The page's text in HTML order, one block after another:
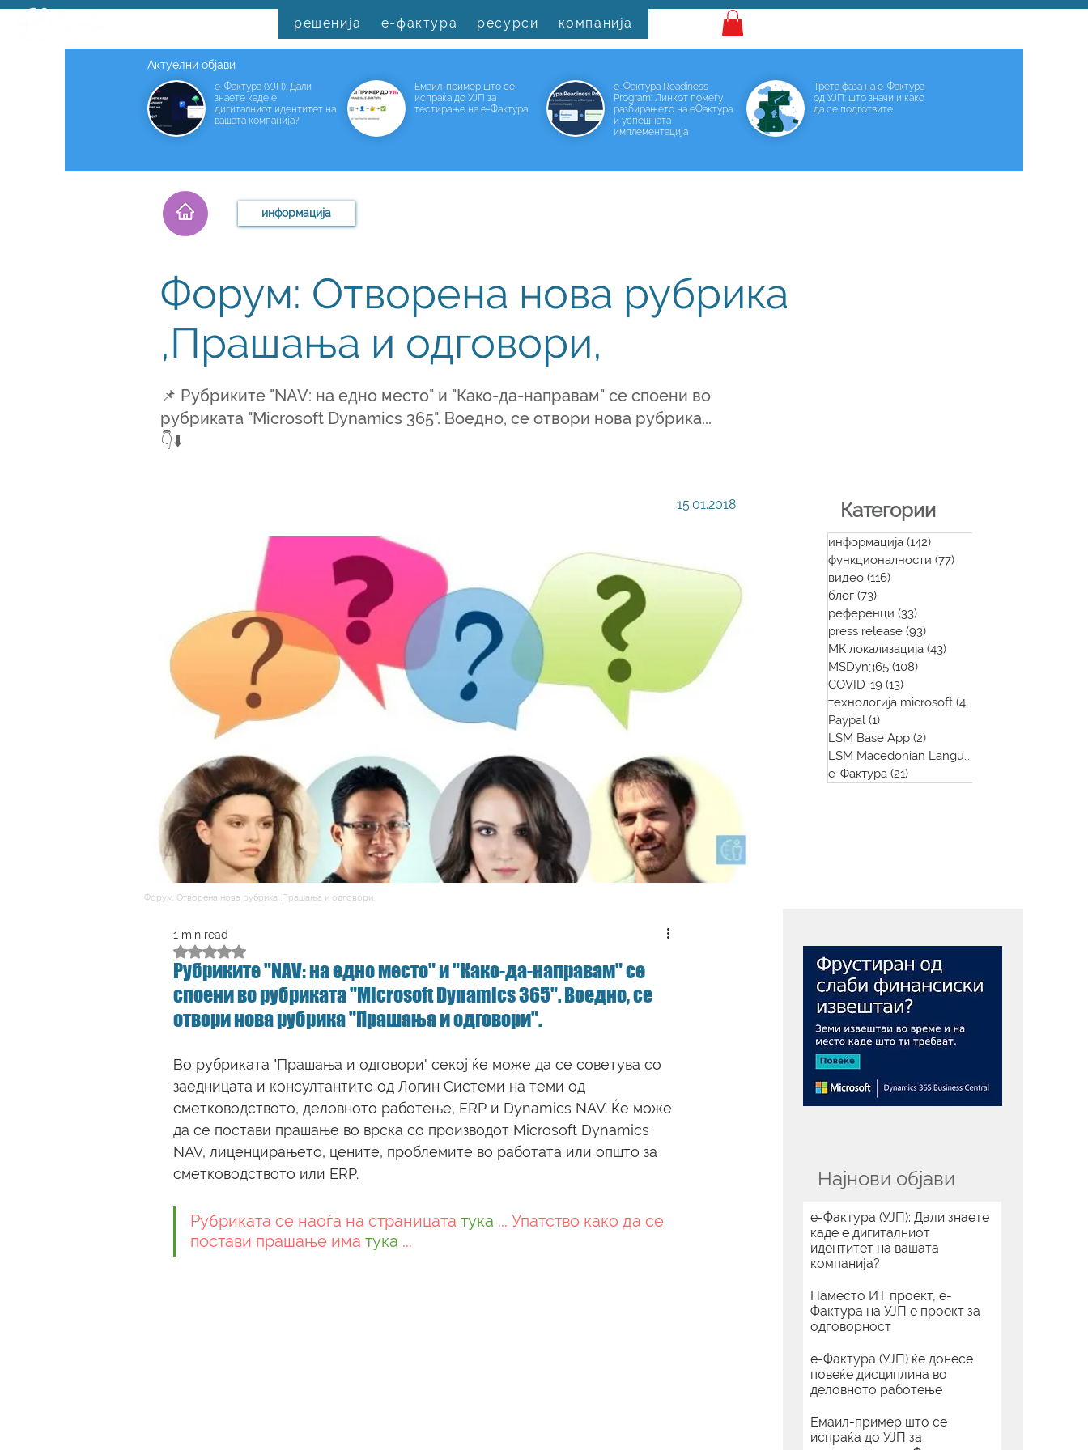
решенија е-фактура ресурси компанија
Актуелни објави
е-Фактура (УЈП): Дали
знаете каде е
дигиталниот идентитет на
вашата компанија?
Емаил-пример што се
испраќа до УЈП за
тестирање на е-Фактура
е-Фактура Readiness
Program: Линкот помеѓу
разбирањето на еФактура
и успешната
имплементација
Трета фаза на е-Фактура
од УЈП: што значи и како
да се подготвите
информација
Форум: Отворена нова рубрика
,Прашања и одговори,
📌 Рубриките "NAV: на едно место" и "Како-да-направам" се споени во
рубриката "Microsoft Dynamics 365". Воедно, се отвори нова рубрика...
👇⬇️
15.01.2018
Форум: Отворена нова рубрика ,Прашања и одговори,
Категории
информација (142)142 posts
функционалности (77)77 posts
видео (116)116 posts
блог (73)73 posts
референци (33)33 posts
press release (93)93 posts
МК локализација (43)43 posts
MSDyn365 (108)108 posts
COVID-19 (13)13 posts
технологија microsoft (48)
Paypal (1)1 post
LSM Base App (2)2 posts
LSM Macedonian Language App
е-Фактура (21)21 post
Најнови објави
е-Фактура (УЈП): Дали знаете
каде е дигиталниот
идентитет на вашата
компанија?
Наместо ИТ проект, е-
Фактура на УЈП е проект за
одговорност
е-Фактура (УЈП) ќе донесе
повеќе дисциплина во
деловното работење
Емаил-пример што се
испраќа до УЈП за
1 min read
Rated NaN out of 5 stars.
Рубриките "NAV: на едно место" и "Како-да-направам" се
споени во рубриката "Microsoft Dynamics 365". Воедно, се
отвори нова рубрика "Прашања и одговори".
Во рубриката "Прашања и одговори" секој ќе може да се советува со
заедницата и консултантите од Логин Системи на теми од
сметководството, деловното работење, ERP и Dynamics NAV. Ќе може
да се постави прашање во врска со производот Microsoft Dynamics
NAV, лиценцирањето, цените, проблемите во работата или општо за
сметководството или ERP.
Рубриката се наоѓа на страницата тука ... Упатство како да се
постави прашање има тука ...